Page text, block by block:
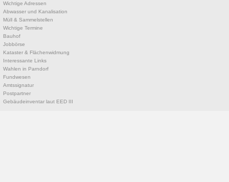
Wichtige Adressen
Abwasser und Kanalisation
Müll & Sammelstellen
Wichtige Termine
Bauhof
Jobbörse
Kataster & Flächenwidmung
Interessante Links
Wahlen in Parndorf
Fundwesen
Amtssignatur
Postpartner
Gebäudeinventar laut EED III